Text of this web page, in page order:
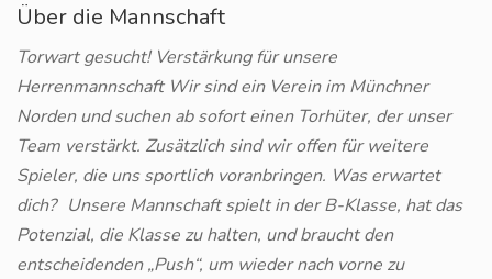
Über die Mannschaft
Torwart gesucht! Verstärkung für unsere
Herrenmannschaft Wir sind ein Verein im Münchner
Norden und suchen ab sofort einen Torhüter, der unser
Team verstärkt. Zusätzlich sind wir offen für weitere
Spieler, die uns sportlich voranbringen. Was erwartet
dich? Unsere Mannschaft spielt in der B-Klasse, hat das
Potenzial, die Klasse zu halten, und braucht den
entscheidenden „Push“, um wieder nach vorne zu